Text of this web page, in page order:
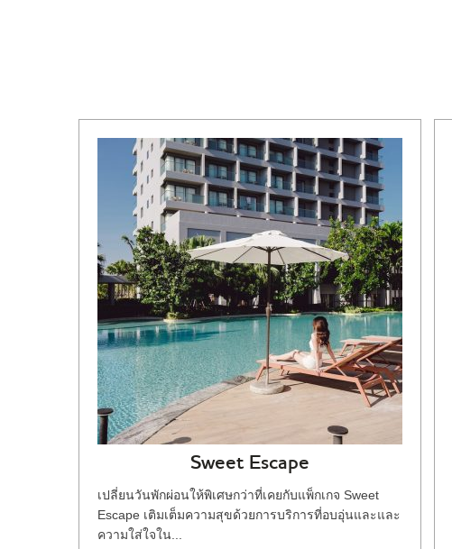
Sweet Escape
เปลี่ยนวันพักผ่อนให้พิเศษกว่าที่เคยกับแพ็กเกจ Sweet
Escape เติมเต็มความสุขด้วยการบริการที่อบอุ่นและและ
ความใส่ใจใน...